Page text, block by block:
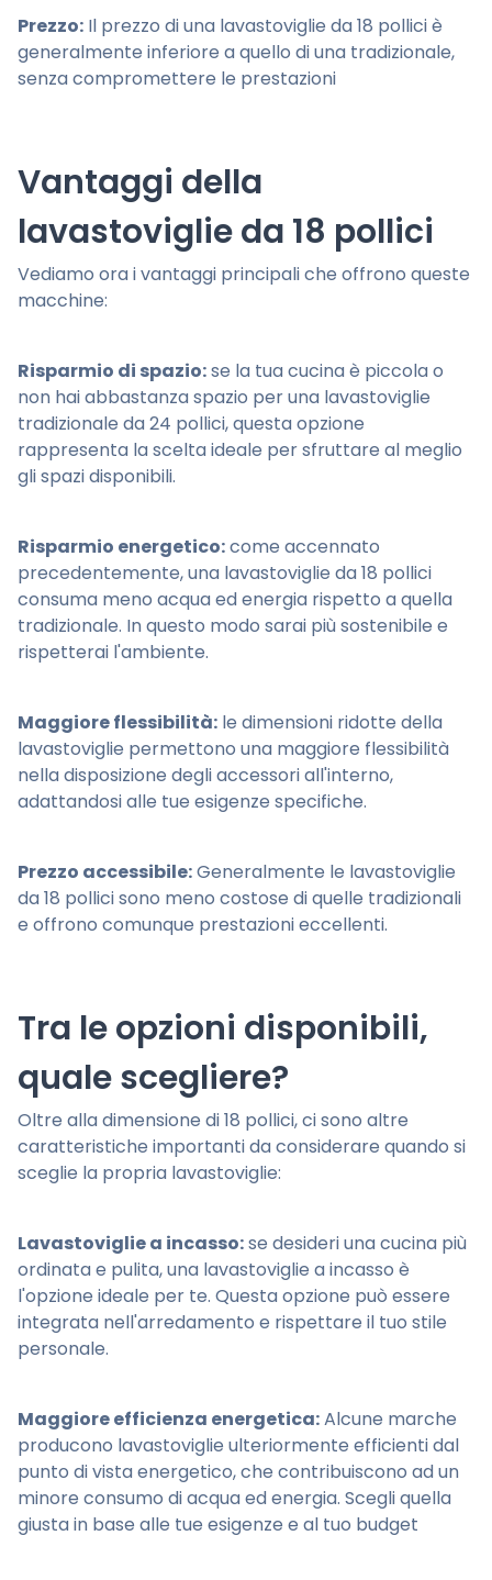
Prezzo: Il prezzo di una lavastoviglie da 18 pollici è
generalmente inferiore a quello di una tradizionale,
senza compromettere le prestazioni
Vantaggi della
lavastoviglie da 18 pollici
Vediamo ora i vantaggi principali che offrono queste
macchine:
Risparmio di spazio:se la tua cucina è piccola o
non hai abbastanza spazio per una lavastoviglie
tradizionale da 24 pollici, questa opzione
rappresenta la scelta ideale per sfruttare al meglio
gli spazi disponibili.
Risparmio energetico:come accennato
precedentemente, una lavastoviglie da 18 pollici
consuma meno acqua ed energia rispetto a quella
tradizionale. In questo modo sarai più sostenibile e
rispetterai l'ambiente.
Maggiore flessibilità: le dimensioni ridotte della
lavastoviglie permettono una maggiore flessibilità
nella disposizione degli accessori all'interno,
adattandosi alle tue esigenze specifiche.
Prezzo accessibile:Generalmente le lavastoviglie
da 18 pollici sono meno costose di quelle tradizionali
e offrono comunque prestazioni eccellenti.
Tra le opzioni disponibili,
quale scegliere?
Oltre alla dimensione di 18 pollici, ci sono altre
caratteristiche importanti da considerare quando si
sceglie la propria lavastoviglie:
Lavastoviglie a incasso:se desideri una cucina più
ordinata e pulita, una lavastoviglie a incasso è
l'opzione ideale per te. Questa opzione può essere
integrata nell'arredamento e rispettare il tuo stile
personale.
Maggiore efficienza energetica:Alcune marche
producono lavastoviglie ulteriormente efficienti dal
punto di vista energetico, che contribuiscono ad un
minore consumo di acqua ed energia. Scegli quella
giusta in base alle tue esigenze e al tuo budget